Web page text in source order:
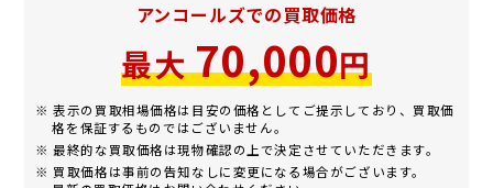
アンコールズでの買取価格
最大70,000円
※ 表示の買取相場価格は目安の価格としてご提示しており、買取価
格を保証するものではございません。
※ 最終的な買取価格は現物確認の上で決定させていただきます。
※ 買取価格は事前の告知なしに変更になる場合がございます。